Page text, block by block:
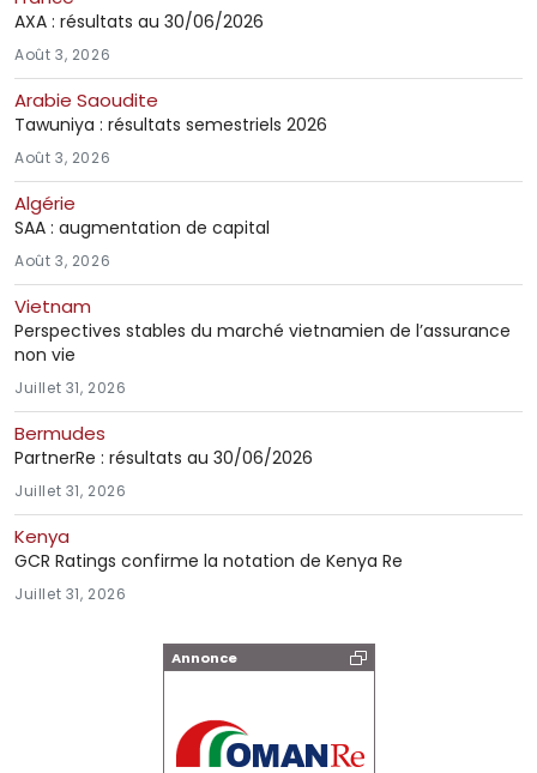
Annonce
AXA : résultats au 30/06/2026
Août 3, 2026
Arabie Saoudite
Tawuniya : résultats semestriels 2026
Août 3, 2026
Algérie
SAA : augmentation de capital
Août 3, 2026
Vietnam
Perspectives stables du marché vietnamien de l’assurance
non vie
Juillet 31, 2026
Bermudes
PartnerRe : résultats au 30/06/2026
Juillet 31, 2026
Kenya
GCR Ratings confirme la notation de Kenya Re
Juillet 31, 2026